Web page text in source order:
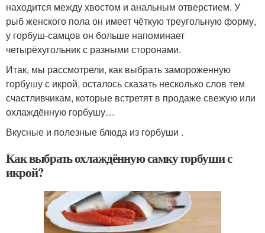
находится между хвостом и анальным отверстием. У
рыб женского пола он имеет чёткую треугольную форму,
у горбуш-самцов он больше напоминает
четырёхугольник с разными сторонами.
Итак, мы рассмотрели, как выбрать замороженную
горбушу с икрой, осталось сказать несколько слов тем
счастливчикам, которые встретят в продаже свежую или
охлаждённую горбушу…
Вкусные и полезные блюда из горбуши .
Как выбрать охлаждённую самку горбуши с
икрой?